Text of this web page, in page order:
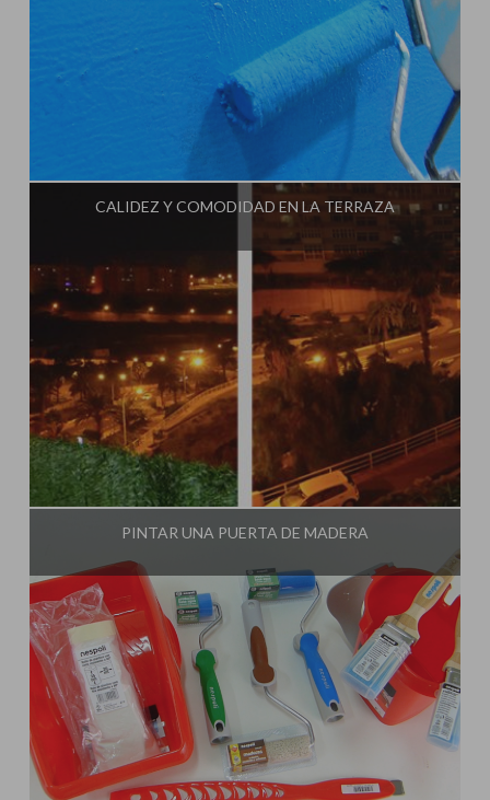
Idea Tu Mismo
CALIDEZ Y COMODIDAD EN LA TERRAZA
Influencer:Idea Tu Mismo
PINTAR UNA PUERTA DE MADERA